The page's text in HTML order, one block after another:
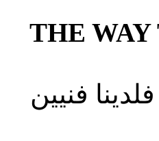
THE WAY
فنيين